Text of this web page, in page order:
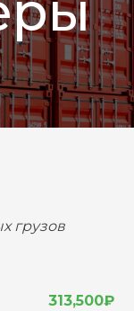
ВПЕРЕД
грузов
313,500₽